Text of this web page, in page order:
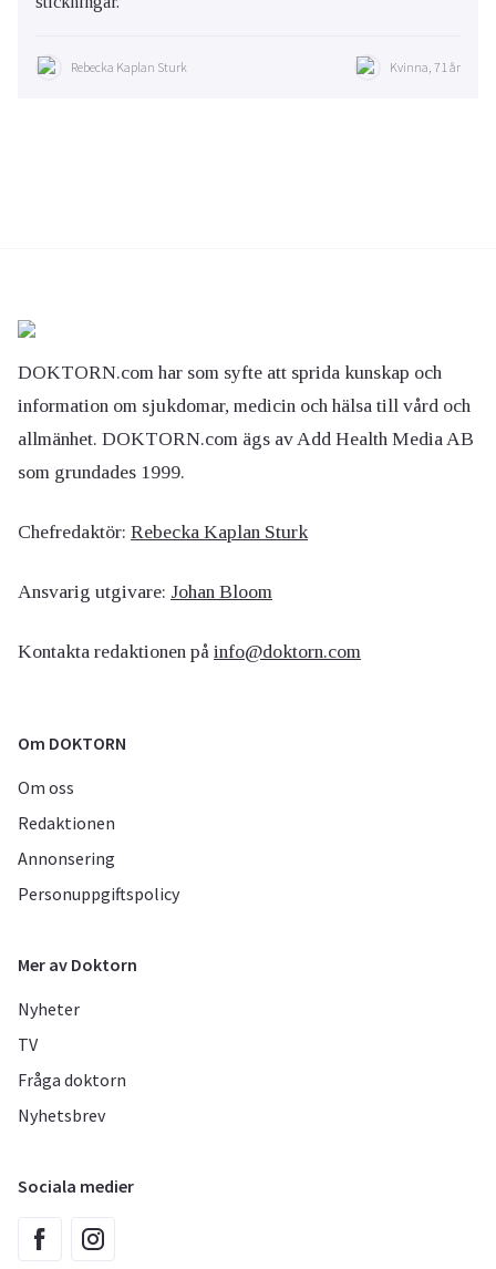
Rebecka Kaplan Sturk Kvinna, 71 år
DOKTORN.com har som syfte att sprida kunskap och
information om sjukdomar, medicin och hälsa till vård och
allmänhet. DOKTORN.com ägs av Add Health Media AB
som grundades 1999.
Chefredaktör: Rebecka Kaplan Sturk
Ansvarig utgivare: Johan Bloom
Kontakta redaktionen på info@doktorn.com
Om DOKTORN
Om oss
Redaktionen
Annonsering
Personuppgiftspolicy
Mer av Doktorn
Nyheter
TV
Fråga doktorn
Nyhetsbrev
Sociala medier